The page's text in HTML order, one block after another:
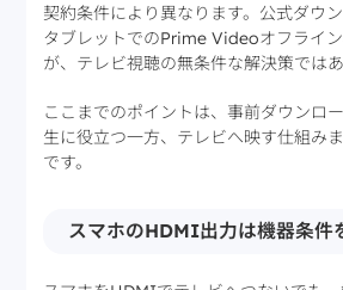
契約条件により異なります。公式ダウ
タブレットでのPrime Videoオフライ
が、テレビ視聴の無条件な解決策ではあ
ここまでのポイントは、事前ダウンロ
生に役立つ一方、テレビへ映す仕組み
です。
スマホのHDMI出力は機器条件